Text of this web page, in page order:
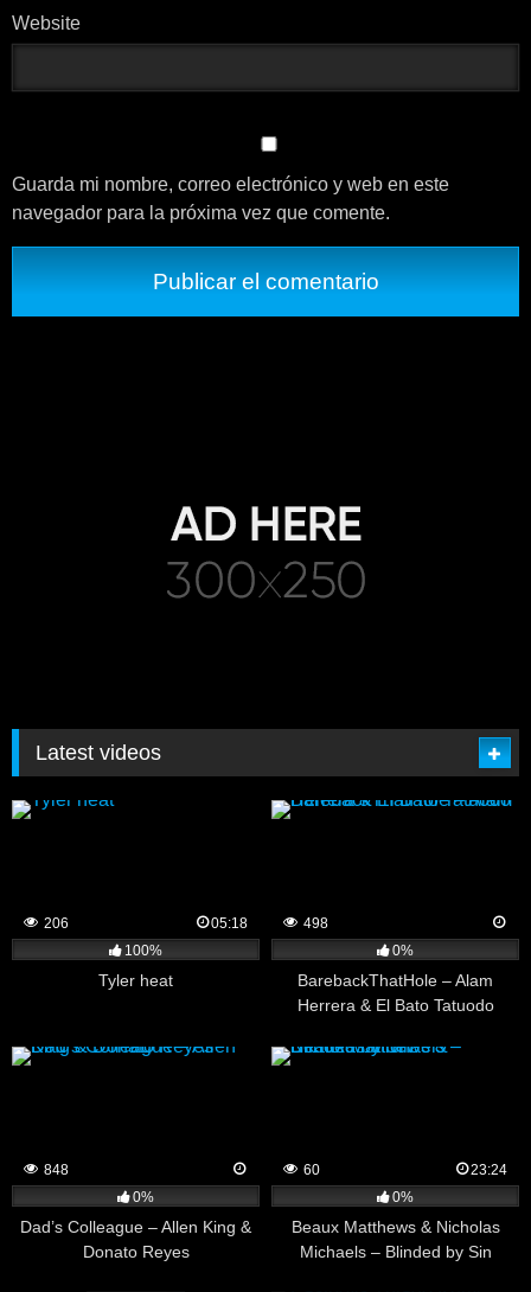
Website
Guarda mi nombre, correo electrónico y web en este
navegador para la próxima vez que comente.
Latest videos
206
05:18
100%
Tyler heat
498
0%
BarebackThatHole – Alam
Herrera & El Bato Tatuodo
848
0%
Dad’s Colleague – Allen King &
Donato Reyes
60
23:24
0%
Beaux Matthews & Nicholas
Michaels – Blinded by Sin